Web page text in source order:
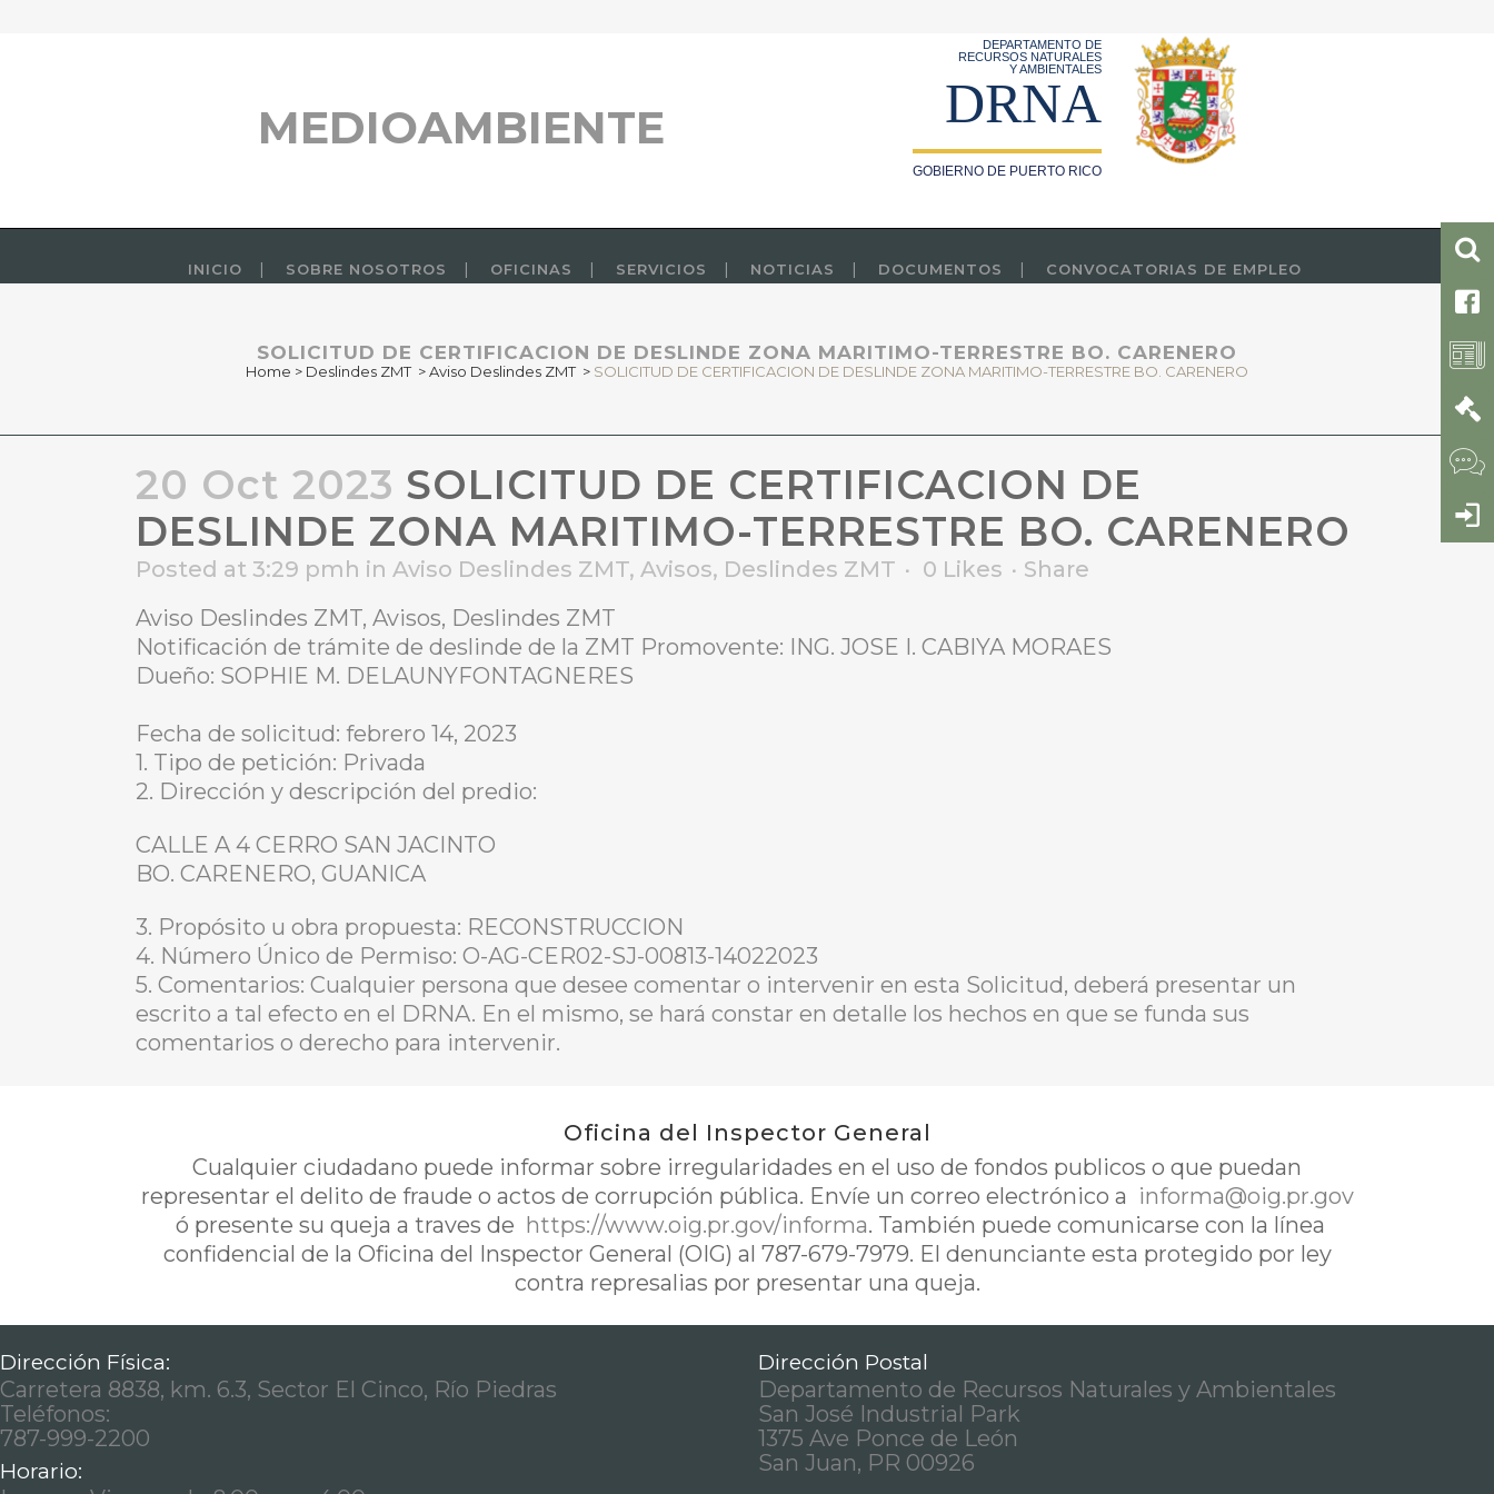
MEDIOAMBIENTE
DEPARTAMENTO DE
RECURSOS NATURALES
Y AMBIENTALES
DRNA
GOBIERNO DE PUERTO RICO
INICIO SOBRE NOSOTROS OFICINAS SERVICIOS NOTICIAS DOCUMENTOS CONVOCATORIAS DE EMPLEO
SOLICITUD DE CERTIFICACION DE DESLINDE ZONA MARITIMO-TERRESTRE BO. CARENERO
Home > Deslindes ZMT >Aviso Deslindes ZMT > SOLICITUD DE CERTIFICACION DE DESLINDE ZONA MARITIMO-TERRESTRE BO. CARENERO
20 Oct 2023 SOLICITUD DE CERTIFICACION DE
DESLINDE ZONA MARITIMO-TERRESTRE BO. CARENERO
Posted at 3:29 pmh in Aviso Deslindes ZMT, Avisos, Deslindes ZMT 0 Likes
Share
Aviso Deslindes ZMT, Avisos, Deslindes ZMT
Notificación de trámite de deslinde de la ZMT Promovente: ING. JOSE I. CABIYA MORAES
Dueño: SOPHIE M. DELAUNYFONTAGNERES
Fecha de solicitud: febrero 14, 2023
1. Tipo de petición: Privada
2. Dirección y descripción del predio:
CALLE A 4 CERRO SAN JACINTO
BO. CARENERO, GUANICA
3. Propósito u obra propuesta: RECONSTRUCCION
4. Número Único de Permiso: O-AG-CER02-SJ-00813-14022023
5. Comentarios: Cualquier persona que desee comentar o intervenir en esta Solicitud, deberá presentar un
escrito a tal efecto en el DRNA. En el mismo, se hará constar en detalle los hechos en que se funda sus
comentarios o derecho para intervenir.
Oficina del Inspector General
Cualquier ciudadano puede informar sobre irregularidades en el uso de fondos publicos o que puedan
representar el delito de fraude o actos de corrupción pública. Envíe un correo electrónico a informa@oig.pr.gov
ó presente su queja a traves de https://www.oig.pr.gov/informa. También puede comunicarse con la línea
confidencial de la Oficina del Inspector General (OIG) al 787-679-7979. El denunciante esta protegido por ley
contra represalias por presentar una queja.
Dirección Física:
Carretera 8838, km. 6.3, Sector El Cinco, Río Piedras
Teléfonos:
787-999-2200
Horario:
Dirección Postal
Departamento de Recursos Naturales y Ambientales
San José Industrial Park
1375 Ave Ponce de León
San Juan, PR 00926